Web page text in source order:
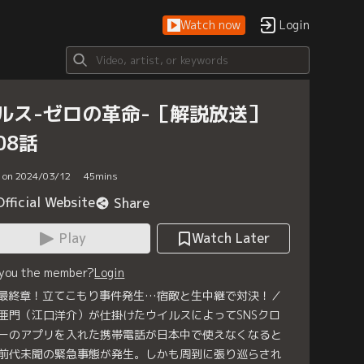
Watch now Login
ス-ゼロの革命-［解説放送］
話
2024/03/12 45mins
Website
Share
Play
Watch Later
the member?Login
終章！立てこもり事件発生…宿敵と生中継で対決！／
門（江口洋介）が仕掛けたウイルスによってSNSクロ
のアプリを入れた携帯電話が日本中で使えなくなると
代未聞の緊急事態が発生。しかも周到に張り巡らされ